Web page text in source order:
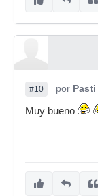
#10 por Pasti
Muy bueno